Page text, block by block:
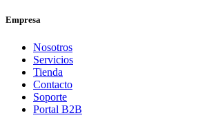
Empresa
Nosotros
Servicios
Tienda
Contacto
Soporte
Portal B2B